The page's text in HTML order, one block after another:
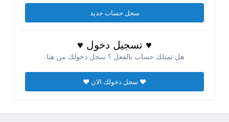
سجل حساب جديد
♥ تسجيل دخول ♥
هل تمتلك حساب بالفعل ؟ سجل دخولك من هنا.
♥ سجل دخولك الان ♥